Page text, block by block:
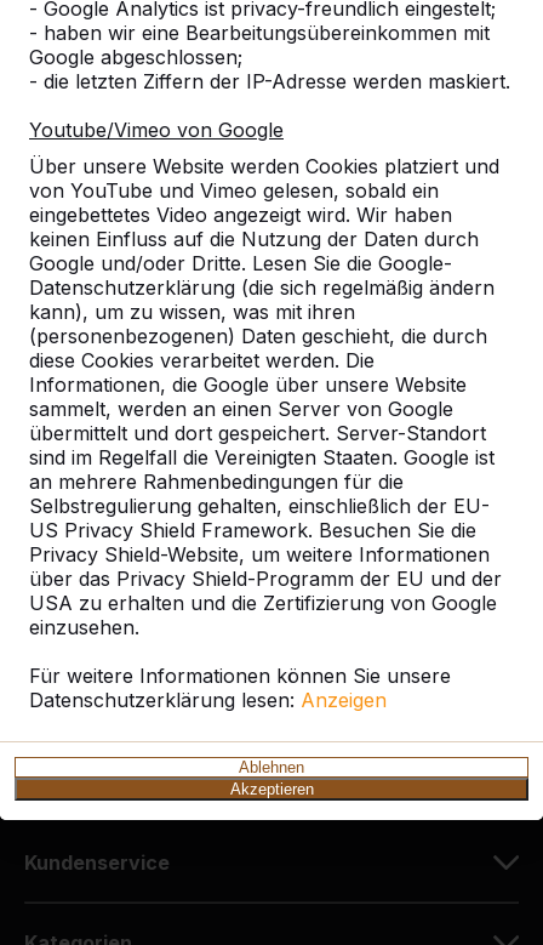
- Google Analytics ist privacy-freundlich eingestelt;
- haben wir eine Bearbeitungsübereinkommen mit
Google abgeschlossen;
- die letzten Ziffern der IP-Adresse werden maskiert.
Youtube/Vimeo von Google
Über unsere Website werden Cookies platziert und
von YouTube und Vimeo gelesen, sobald ein
eingebettetes Video angezeigt wird. Wir haben
keinen Einfluss auf die Nutzung der Daten durch
Google und/oder Dritte. Lesen Sie die Google-
Datenschutzerklärung (die sich regelmäßig ändern
kann), um zu wissen, was mit ihren
(personenbezogenen) Daten geschieht, die durch
diese Cookies verarbeitet werden. Die
Informationen, die Google über unsere Website
sammelt, werden an einen Server von Google
übermittelt und dort gespeichert. Server-Standort
sind im Regelfall die Vereinigten Staaten. Google ist
an mehrere Rahmenbedingungen für die
Selbstregulierung gehalten, einschließlich der EU-
US Privacy Shield Framework. Besuchen Sie die
Privacy Shield-Website, um weitere Informationen
über das Privacy Shield-Programm der EU und der
USA zu erhalten und die Zertifizierung von Google
einzusehen.
Für weitere Informationen können Sie unsere
Datenschutzerklärung lesen: Anzeigen
Ablehnen
Akzeptieren
Ort oder Postleitzahl suchen
Zie ook
Wolfsburg-Nordsteimke
Kontakt
HeBlad Deutschland
Diekerstraße 97
42781 Haan
Deutschland
+49 212 934 77 25
info@HeBlad.de
Kundenservice